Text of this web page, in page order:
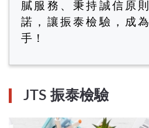
膩服務、秉持誠信原
諾，讓振泰檢驗，成
手！
JTS 振泰檢驗